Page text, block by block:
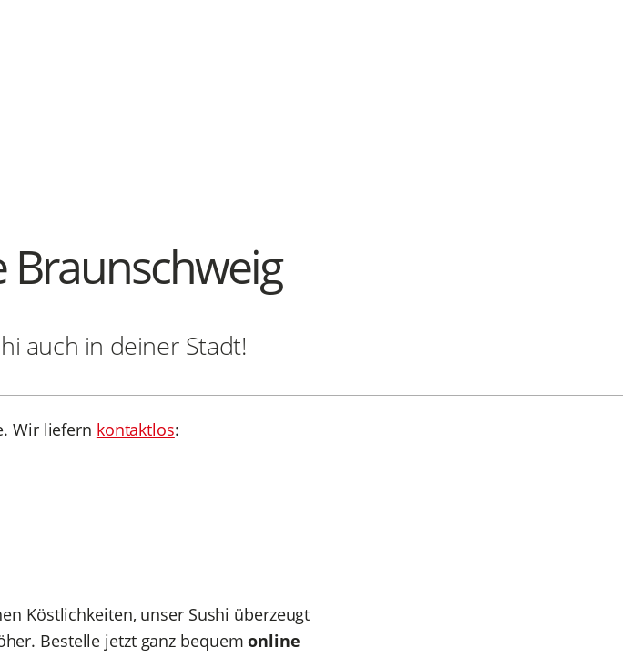
auch in deiner Stadt!
Wir liefern kontaktlos:
Köstlichkeiten, unser Sushi überzeugt
Bestelle jetzt ganz bequemonline